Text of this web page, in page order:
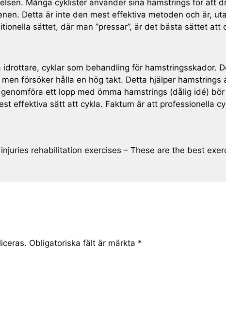
Många cyklister använder sina hamstrings för att
Detta är inte den mest effektiva metoden och är,
sättet, där man ”pressar”, är det bästa sättet att
cyklar som behandling för hamstringsskador.
försöker hålla en hög takt. Detta hjälper
ett lopp med ömma hamstrings (dålig idé)
effektiva sätt att cykla. Faktum är att professionella
rehabilitation exercises – These are the best
Obligatoriska fält är märkta *